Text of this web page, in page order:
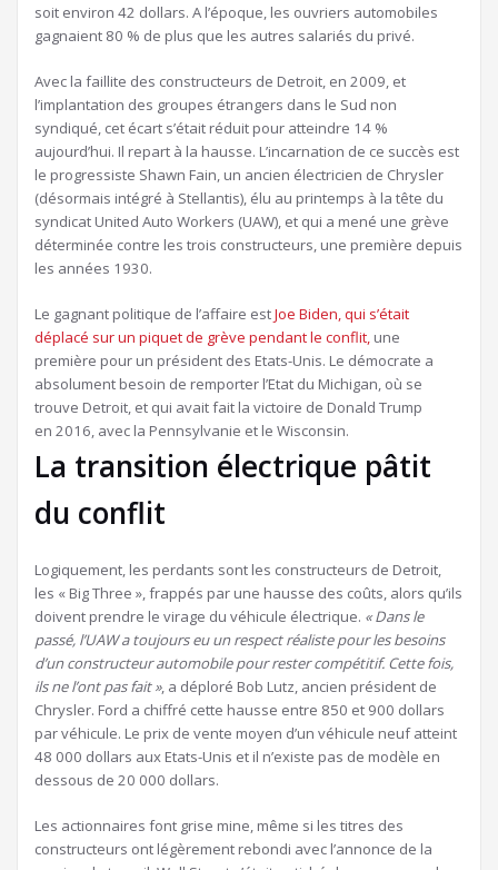
soit environ 42 dollars. A l’époque, les ouvriers automobiles
gagnaient 80 % de plus que les autres salariés du privé.
Avec la faillite des constructeurs de Detroit, en 2009, et
l’implantation des groupes étrangers dans le Sud non
syndiqué, cet écart s’était réduit pour atteindre 14 %
aujourd’hui. Il repart à la hausse. L’incarnation de ce succès est
le progressiste Shawn Fain, un ancien électricien de Chrysler
(désormais intégré à Stellantis), élu au printemps à la tête du
syndicat United Auto Workers (UAW), et qui a mené une grève
déterminée contre les trois constructeurs, une première depuis
les années 1930.
Le gagnant politique de l’affaire estJoe Biden, qui s’était
déplacé sur un piquet de grève pendant le conflit, une
première pour un président des Etats-Unis. Le démocrate a
absolument besoin de remporter l’Etat du Michigan, où se
trouve Detroit, et qui avait fait la victoire de Donald Trump
en 2016, avec la Pennsylvanie et le Wisconsin.
La transition électrique pâtit
du conflit
Logiquement, les perdants sont les constructeurs de Detroit,
les « Big Three », frappés par une hausse des coûts, alors qu’ils
doivent prendre le virage du véhicule électrique. « Dans le
passé, l’UAW a toujours eu un respect réaliste pour les besoins
d’un constructeur automobile pour rester compétitif. Cette fois,
ils ne l’ont pas fait », a déploré Bob Lutz, ancien président de
Chrysler. Ford a chiffré cette hausse entre 850 et 900 dollars
par véhicule. Le prix de vente moyen d’un véhicule neuf atteint
48 000 dollars aux Etats-Unis et il n’existe pas de modèle en
dessous de 20 000 dollars.
Les actionnaires font grise mine, même si les titres des
constructeurs ont légèrement rebondi avec l’annonce de la